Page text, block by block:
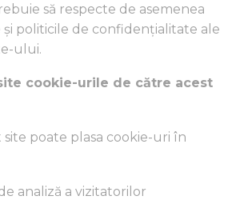
să respecte de asemenea
și politicile de confidențialitate ale
ului.
cookie-urile de către acest
site poate plasa cookie-uri în
analiză a vizitatorilor